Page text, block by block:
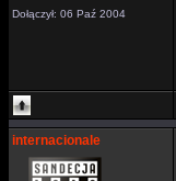
Dołączył: 06 Paź 2004
internacionale